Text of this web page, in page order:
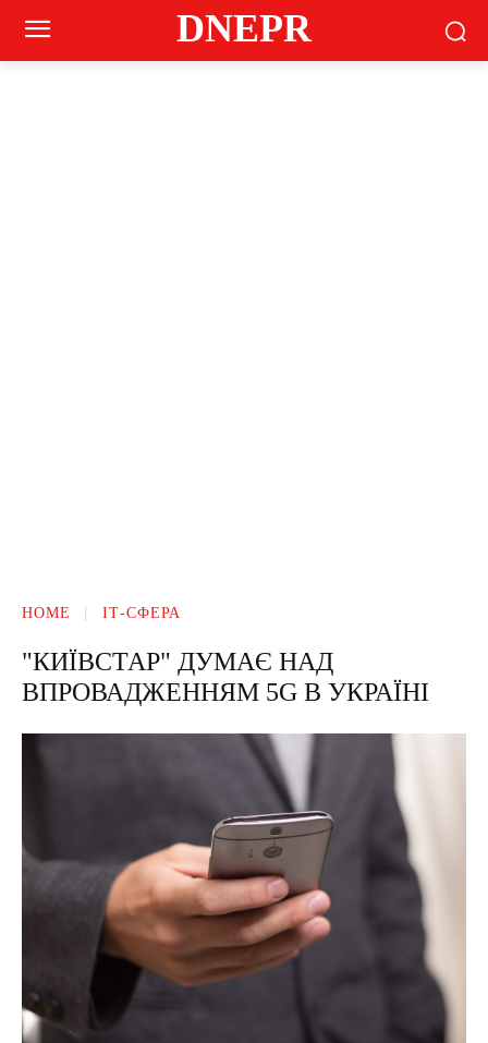
DNEPR
HOME ІТ-СФЕРА
"КИЇВСТАР" ДУМАЄ НАД
ВПРОВАДЖЕННЯМ 5G В УКРАЇНІ